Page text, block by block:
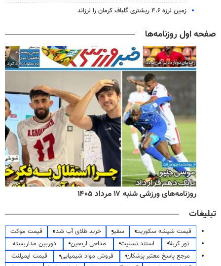
زمین لرزه ۴.۶ ریشتری گلباف کرمان را لرزاند
صفحه اول روزنامه‌ها
روزنامه‌های ورزشی شنبه ۱۷ مرداد ۱۴۰۵
تبلیغات
قیمت شیشه سکوریت سفیر خرید طلای آب شده
قیمت موکت
تور کربلا
استند تسلیت مداحی اربعین
دوربین مداربسته
مرجع پاسخ معتبر پزشکان
فروش مواد شیمیایی
قیمت ایمپلنت